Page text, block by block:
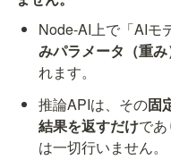
Node-AI上で「AIモ
みパラメータ（重
れます。
推論APIは、その固
結果を返すだけで
は一切行いません。